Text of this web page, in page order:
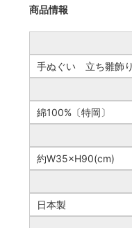
商品情報
手ぬぐい 立ち雛飾
綿100%〔特岡〕
約W35×H90(cm)
日本製